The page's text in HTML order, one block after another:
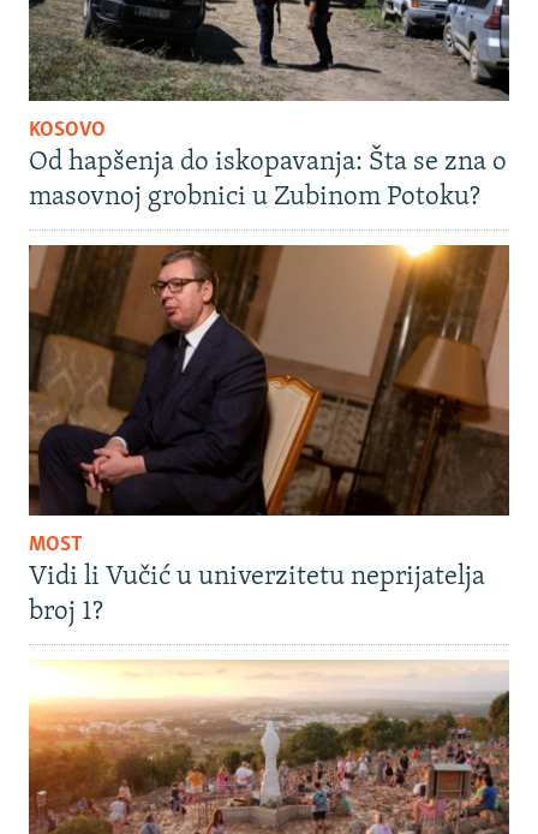
KOSOVO
Od hapšenja do iskopavanja: Šta se zna o
masovnoj grobnici u Zubinom Potoku?
MOST
Vidi li Vučić u univerzitetu neprijatelja
broj 1?